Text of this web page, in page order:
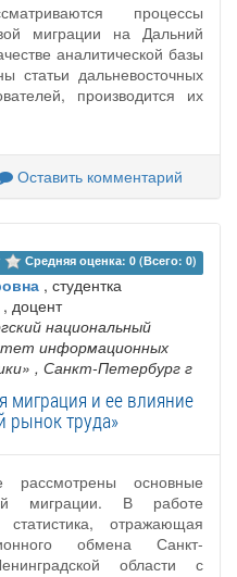
процессы
миграции на Дальний
аналитической базы
статьи дальневосточных
производится их
Оставить комментарий
Средняя оценка: 0 (Всего: 0)
, студентка
, доцент
национальный
информационных
, Санкт-Петербург г
миграция и ее влияние
рынок труда»
рассмотрены основные
миграции. В работе
статистика, отражающая
обмена Санкт-
области с